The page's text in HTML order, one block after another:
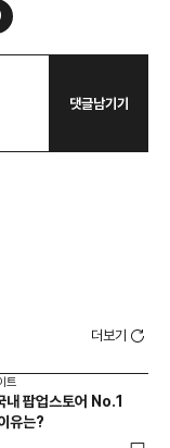
댓글남기기
더보기
트
내 팝업스토어 No.1
유는?